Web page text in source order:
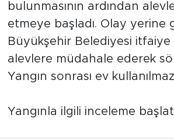
bulunmasının ardından
etmeye başladı. Olay yerine
Büyükşehir Belediyesi itfaiye
alevlere müdahale ederek
Yangın sonrası ev
Yangınla ilgili inceleme